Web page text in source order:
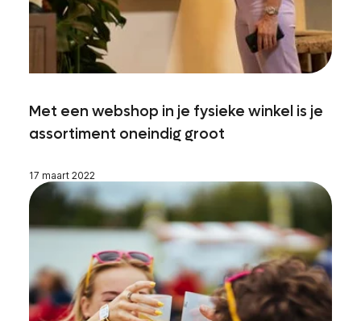
Met een webshop in je fysieke winkel is je
assortiment oneindig groot
17 maart 2022